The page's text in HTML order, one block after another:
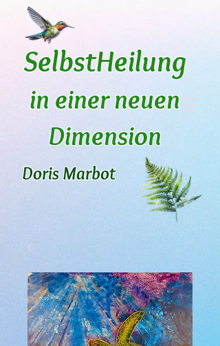
SelbstHeilung
in einer neuen
Dimension
Doris Marbot